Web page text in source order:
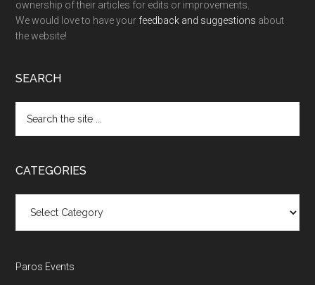
ownership of their articles for edits or improvements.
We would love to have your feedback and suggestions about
the website!
SEARCH
the
CATEGORIES
Paros Events